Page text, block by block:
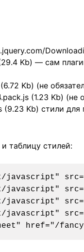
Kb) — сам
Kb) (не
(1.23 Kb)
(9.23 Kb) стили для
таблицу стилей:
javascript"